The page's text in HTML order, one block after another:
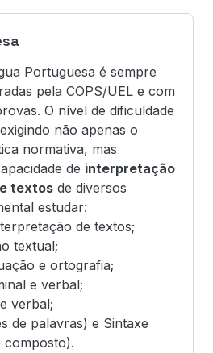
Portuguesa é sempre
pela COPS/UEL e com
O nível de dificuldade
não apenas o
normativa, mas
de interpretação
textos de diversos
estudar:
de textos;
textual;
e ortografia;
e verbal;
verbal;
de palavras) e Sintaxe
composto).